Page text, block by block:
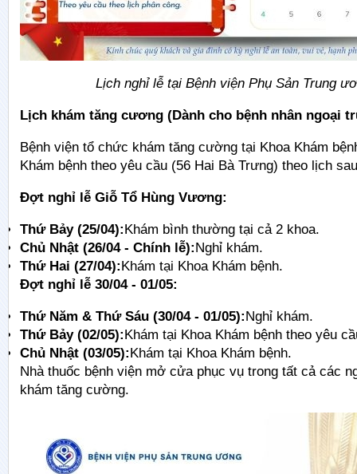
Lịch nghỉ lễ tại Bệnh viện Phụ Sản Trung
Lịch khám tăng cương (Dành cho bệnh nhân ngoại
Bệnh viện tổ chức khám tăng cường tại Khoa Khám
Khám bệnh theo yêu cầu (56 Hai Bà Trưng) theo lịch
Đợt nghỉ lễ Giỗ Tổ Hùng Vương:
Thứ Bảy (25/04):Khám bình thường tại cả 2 khoa.
Chủ Nhật (26/04 - Chính lễ):Nghỉ khám.
Thứ Hai (27/04):Khám tại Khoa Khám bệnh.
Đợt nghỉ lễ 30/04 - 01/05:
Thứ Năm & Thứ Sáu (30/04 - 01/05):Nghỉ khám.
Thứ Bảy (02/05):Khám tại Khoa Khám bệnh theo yêu
Chủ Nhật (03/05):Khám tại Khoa Khám bệnh.
Nhà thuốc bệnh viện mở cửa phục vụ trong tất cả các
khám tăng cường.